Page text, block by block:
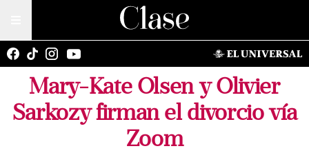
Mary-Kate Olsen y Olivier
Sarkozy firman el divorcio vía
Zoom